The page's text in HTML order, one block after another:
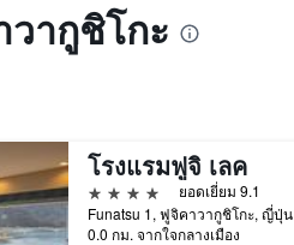
ากูชิโกะ
โรงแรมฟูจิ เลค
4 ดาว
ยอดเยี่ยม 9.1
Funatsu 1, ฟูจิคาวากูชิโกะ, ญี่ปุ่น
0.0 กม. จากใจกลางเมือง